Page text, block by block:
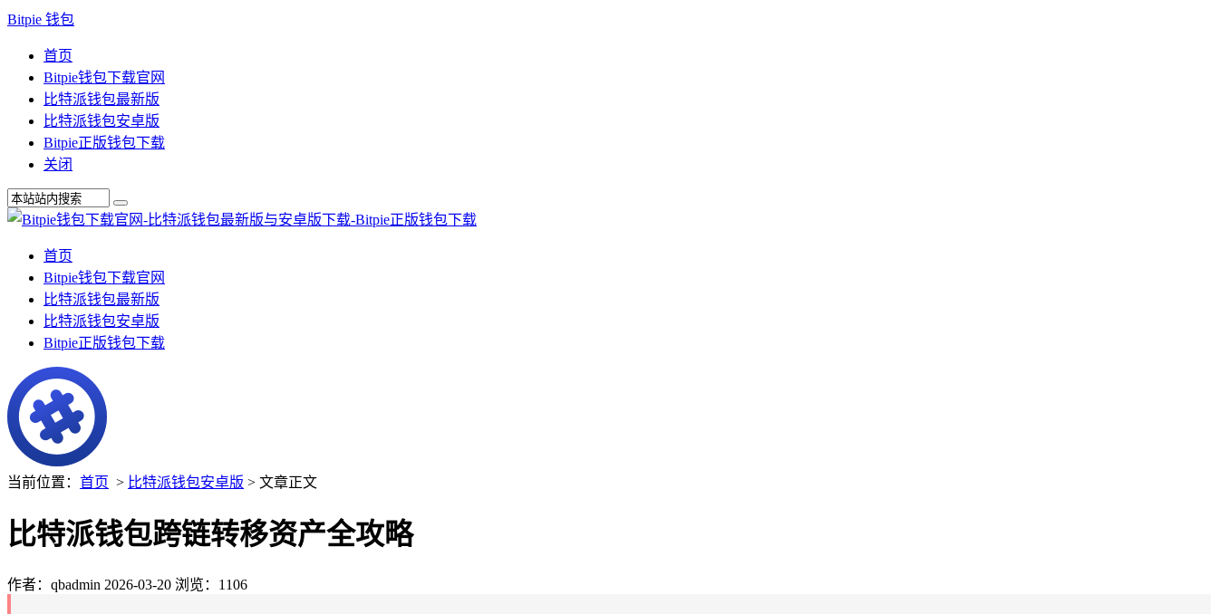
Bitpie 钱包
首页
Bitpie钱包下载官网
比特派钱包最新版
比特派钱包安卓版
Bitpie正版钱包下载
关闭
首页
Bitpie钱包下载官网
比特派钱包最新版
比特派钱包安卓版
Bitpie正版钱包下载
当前位置： 首页 > 比特派钱包安卓版 > 文章正文
比特派钱包跨链转移资产全攻略
作者：qbadmin 2026-03-20 浏览：1106